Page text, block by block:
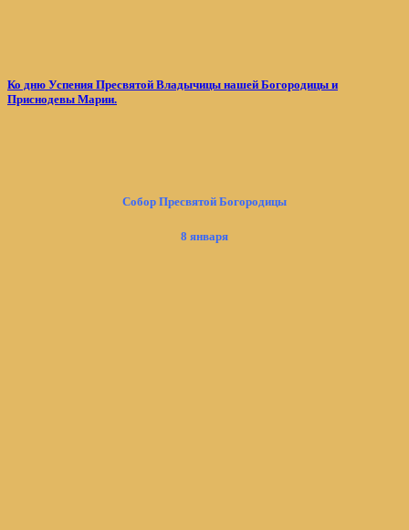
Ко дню Успения Пресвятой Владычицы нашей Богородицы и
Приснодевы Марии.
Собор Пресвятой Богородицы
8 января